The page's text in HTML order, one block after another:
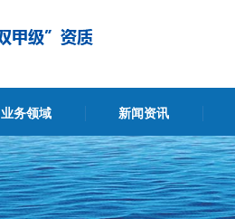
业务领域 新闻资讯